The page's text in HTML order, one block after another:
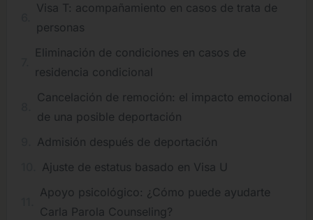
Visa T: acompañamiento en casos de trata de
personas
Eliminación de condiciones en casos de
residencia condicional
Cancelación de remoción: el impacto emocional
de una posible deportación
Admisión después de deportación
Ajuste de estatus basado en Visa U
Apoyo psicológico: ¿Cómo puede ayudarte
Carla Parola Counseling?